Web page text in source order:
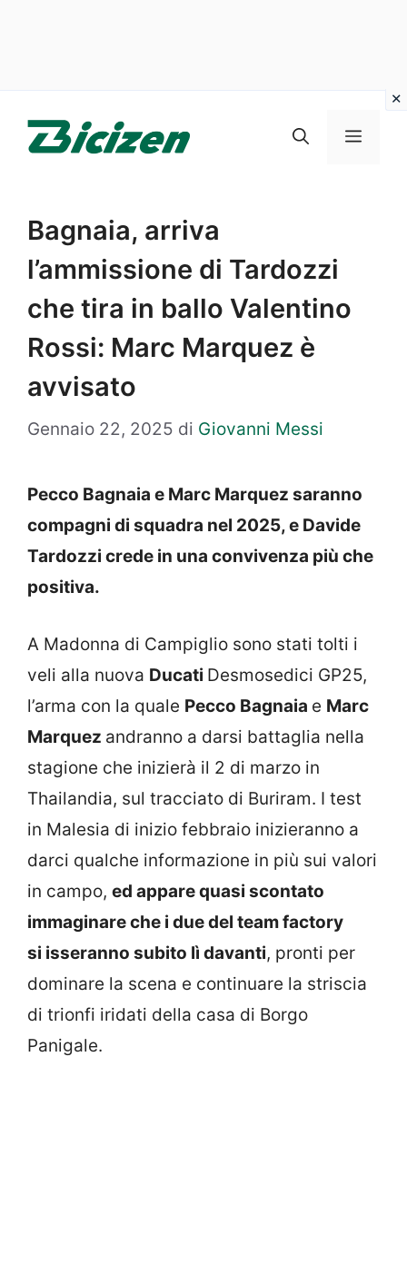
Menu
Bagnaia, arriva
l’ammissione di Tardozzi
che tira in ballo Valentino
Rossi: Marc Marquez è
avvisato
Gennaio 22, 2025 di Giovanni Messi
Pecco Bagnaia e Marc Marquez saranno
compagni di squadra nel 2025, e Davide
Tardozzi crede in una convivenza più che
positiva.
A Madonna di Campiglio sono stati tolti i
veli alla nuova Ducati Desmosedici GP25,
l’arma con la quale Pecco Bagnaia e Marc
Marquez andranno a darsi battaglia nella
stagione che inizierà il 2 di marzo in
Thailandia, sul tracciato di Buriram. I test
in Malesia di inizio febbraio inizieranno a
darci qualche informazione in più sui valori
in campo, ed appare quasi scontato
immaginare che i due del team factory
si isseranno subito lì davanti, pronti per
dominare la scena e continuare la striscia
di trionfi iridati della casa di Borgo
Panigale.